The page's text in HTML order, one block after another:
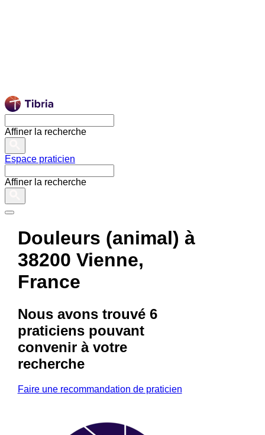
Affiner la recherche
Espace praticien
Affiner la recherche
Douleurs (animal) à
38200 Vienne,
France
Nous avons trouvé 6
praticienspouvant
convenir à votre
recherche
Faire une recommandation de praticien